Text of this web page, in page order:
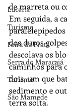
Lucena
Turismo
Feira da Prata
Serra do Maracajá
Turismo
São Mamede
de marreta ou
Em seguida, a
dos duros
descolava os
caminhos para
dois, um que
sedimento e
terra solta.